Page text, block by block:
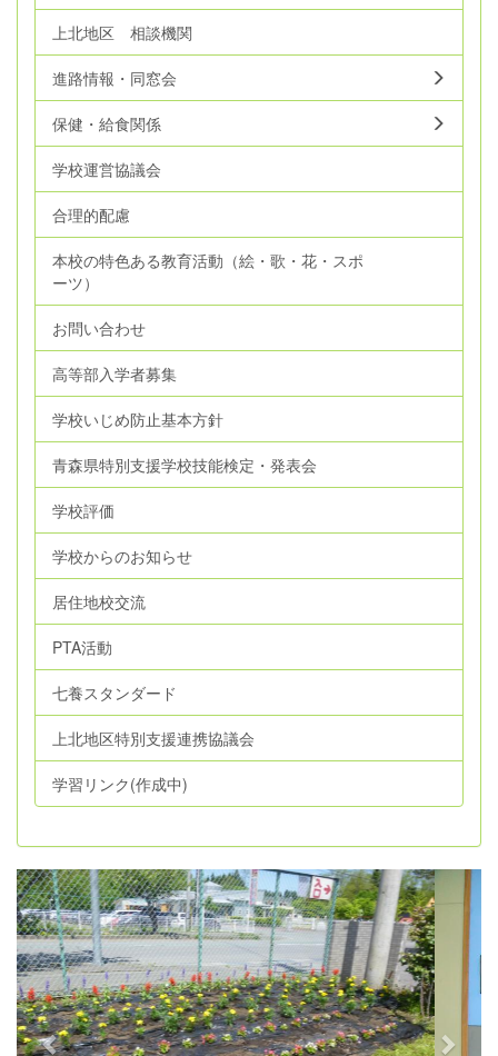
上北地区 相談機関
進路情報・同窓会
保健・給食関係
学校運営協議会
合理的配慮
本校の特色ある教育活動（絵・歌・花・スポ
ーツ）
お問い合わせ
高等部入学者募集
学校いじめ防止基本方針
青森県特別支援学校技能検定・発表会
学校評価
学校からのお知らせ
居住地校交流
PTA活動
七養スタンダード
上北地区特別支援連携協議会
学習リンク(作成中)
p
r
e
v
i
o
n